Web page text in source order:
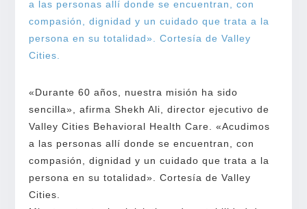
«Durante 60 años, nuestra misión ha sido
sencilla», afirma Shekh Ali, director ejecutivo de
Valley Cities Behavioral Health Care. «Acudimos
a las personas allí donde se encuentran, con
compasión, dignidad y un cuidado que trata a la
persona en su totalidad». Cortesía de Valley
Cities.